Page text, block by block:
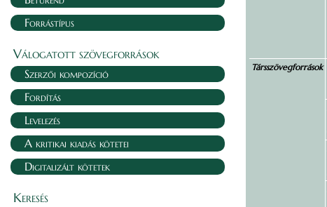
Forrástípus
Válogatott szövegforrások
Szerzői kompozíció
Fordítás
Levelezés
A kritikai kiadás kötetei
Digitalizált kötetek
Keresés
Társszövegforrások